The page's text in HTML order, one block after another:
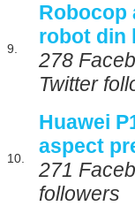
9.
Robocop
robot din
278
Twitter
10.
Huawei
aspect
271
followers